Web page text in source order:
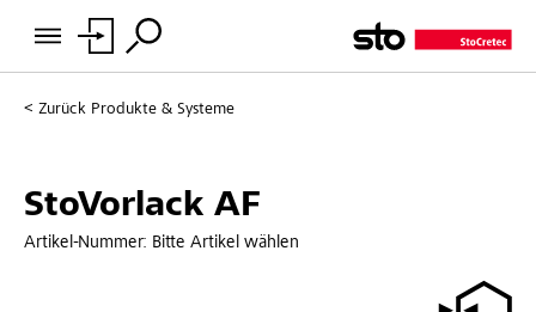
Zurück Produkte & Systeme
StoVorlack AF
Artikel-Nummer: Bitte Artikel wählen